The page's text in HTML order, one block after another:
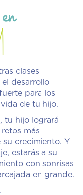
clases
desarrollo
para los
de tu hijo.
tu hijo logrará
más
su crecimiento. Y
estarás a su
con sonrisas
en grande.